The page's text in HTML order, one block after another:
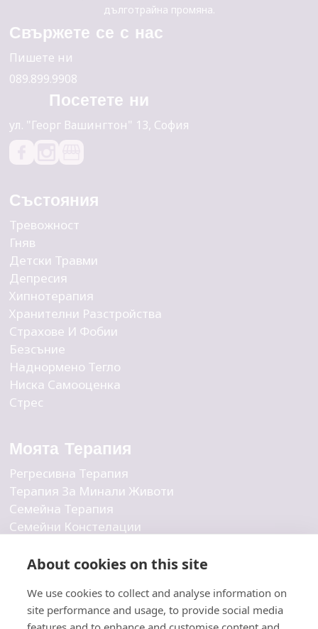
дълготрайна промяна.
Свържете се с нас
Пишете ни
089.899.9908
Посетете ни
yл. "Георг Вашингтон" 13, София
Състояния
Тревожност
Гняв
Детски Травми
Депресия
Хипнотерапия
Хранителни Разстройства
Страхове И Фобии
Безсъние
Наднормено Тегло
Ниска Самооценка
Стрес
Моята Терапия
Регресивна Терапия
Терапия За Минали Животи
Семейна Терапия
Семейни Констелации
Вътрешна Детска Терапия
Холистична Терапия
About cookies on this site
We use cookies to collect and analyse information on
site performance and usage, to provide social media